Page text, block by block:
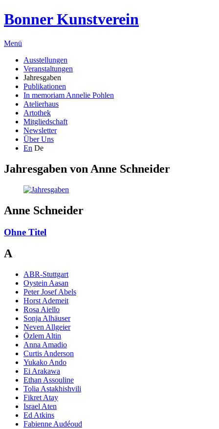
Bonner Kunstverein
Menü
Ausstellungen
Veranstaltungen
Jahresgaben
Publikationen
In memoriam Annelie Pohlen
Atelierhaus
Artothek
Mitgliedschaft
Newsletter
Über Uns
En De
Jahresgaben von Anne Schneider
Anne Schneider
Ohne Titel
A
ABR-Stuttgart
Oystein Aasan
Peter Josef Abels
Horst Ademeit
Rosa Aiello
Sonja Alhäuser
Neven Allgeier
Özlem Altin
Anna Amadio
Curtis Anderson
Yukako Ando
Ei Arakawa
Ethan Assouline
Tolia Astakhishvili
Fikret Atay
Israel Aten
Ed Atkins
Fabienne Audéoud